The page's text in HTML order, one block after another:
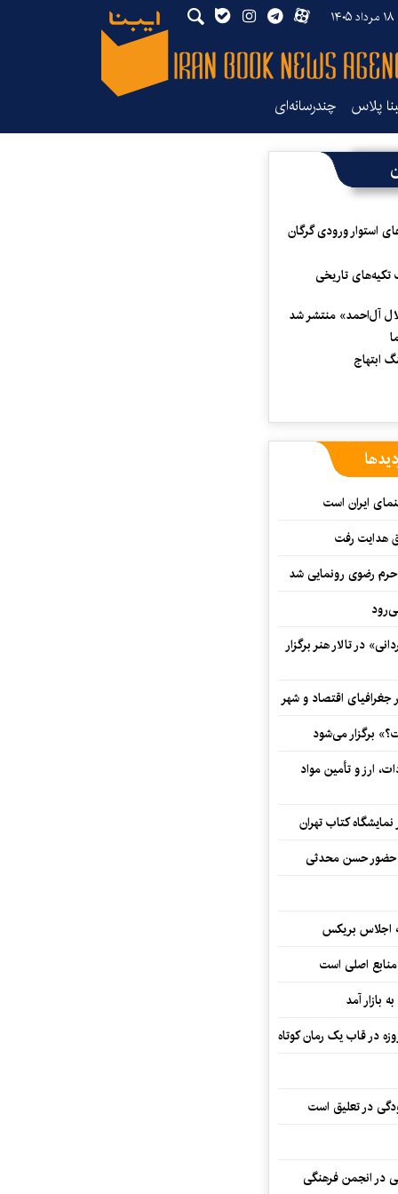
پلاس چندرسانه‌ای
استوار ورودی گرگان
تکیه‌های تاریخی
آل‌احمد» منتشر شد
ابتهاج
ایران است
هدایت رفت
حرم رضوی رونمایی شد
در تالار هنر برگزار
اقتصاد و شهر
برگزار می‌شود
ارز و تأمین مواد
کتاب تهران
حضور حسن محدثی
اجلاس بریکس
منابع اصلی است
بازار آمد
در تعلیق است
در انجمن فرهنگی